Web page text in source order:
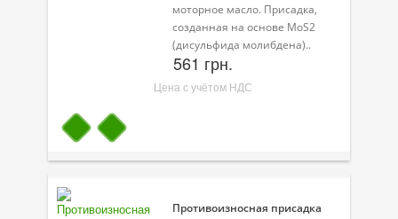
моторное масло. Присадка,
созданная на основе MoS2
(дисульфида молибдена)..
561 грн.
Цена с учётом НДС
Противоизносная присадка